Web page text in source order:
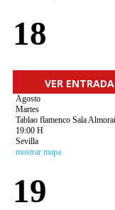
18
VER
Agosto
Martes
Tablao flamenco Sala
19:00 H
Sevilla
mostrar mapa
19